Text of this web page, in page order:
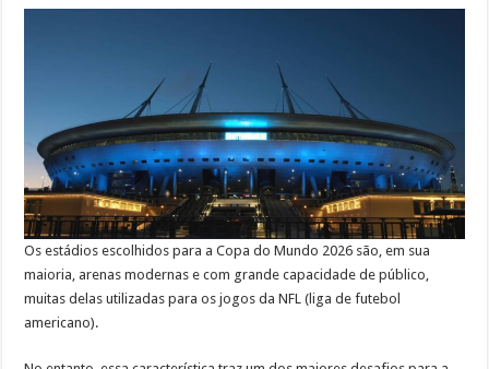
Os estádios escolhidos para a Copa do Mundo 2026 são, em sua
maioria, arenas modernas e com grande capacidade de público,
muitas delas utilizadas para os jogos da NFL (liga de futebol
americano).